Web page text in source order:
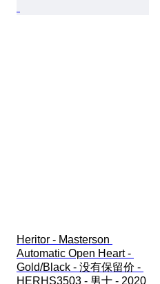
Heritor - Masterson
Automatic Open Heart -
Gold/Black - 没有保留价 -
HERHS3503 - 男士 - 2020